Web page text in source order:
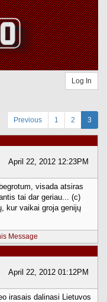
Log In
Previous 1 2 3
April 22, 2012 12:23PM
visada atsiras
tai dar geriau... (c)
kur vaikai groja genijų
Message
April 22, 2012 01:12PM
irasais dalinasi Lietuvos